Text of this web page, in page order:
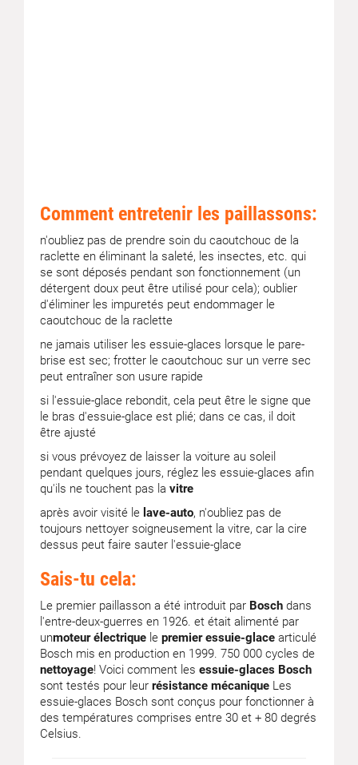
Comment entretenir les paillassons:
n'oubliez pas de prendre soin du caoutchouc de la
raclette en éliminant la saleté, les insectes, etc. qui
se sont déposés pendant son fonctionnement (un
détergent doux peut être utilisé pour cela); oublier
d'éliminer les impuretés peut endommager le
caoutchouc de la raclette
ne jamais utiliser les essuie-glaces lorsque le pare-
brise est sec; frotter le caoutchouc sur un verre sec
peut entraîner son usure rapide
si l'essuie-glace rebondit, cela peut être le signe que
le bras d'essuie-glace est plié; dans ce cas, il doit
être ajusté
si vous prévoyez de laisser la voiture au soleil
pendant quelques jours, réglez les essuie-glaces afin
qu'ils ne touchent pas la vitre
après avoir visité le lave-auto, n'oubliez pas de
toujours nettoyer soigneusement la vitre, car la cire
dessus peut faire sauter l'essuie-glace
Sais-tu cela:
Le premier paillasson a été introduit par Bosch dans
l'entre-deux-guerres en 1926. et était alimenté par
unmoteur électrique le premier essuie-glace articulé
Bosch mis en production en 1999. 750 000 cycles de
nettoyage! Voici comment les essuie-glaces Bosch
sont testés pour leur résistance mécanique Les
essuie-glaces Bosch sont conçus pour fonctionner à
des températures comprises entre 30 et + 80 degrés
Celsius.